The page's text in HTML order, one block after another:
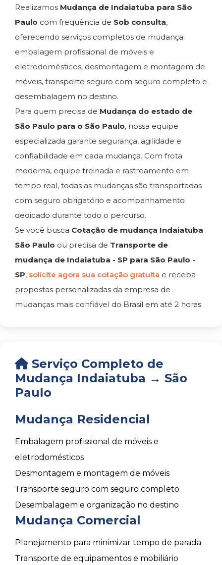
Realizamos Mudança de Indaiatuba para São
Paulo com frequência de Sob consulta,
oferecendo serviços completos de mudança:
embalagem profissional de móveis e
eletrodomésticos, desmontagem e montagem de
móveis, transporte seguro com seguro completo e
desembalagem no destino.
Para quem precisa de Mudança do estado de
São Paulo para o São Paulo, nossa equipe
especializada garante segurança, agilidade e
confiabilidade em cada mudança. Com frota
moderna, equipe treinada e rastreamento em
tempo real, todas as mudanças são transportadas
com seguro obrigatório e acompanhamento
dedicado durante todo o percurso.
Se você busca Cotação de mudança Indaiatuba
São Paulo ou precisa de Transporte de
mudança de Indaiatuba - SP para São Paulo -
SP, solicite agora sua cotação gratuita e receba
propostas personalizadas da empresa de
mudanças mais confiável do Brasil em até 2 horas.
Serviço Completo de
Mudança Indaiatuba → São
Paulo
Mudança Residencial
Embalagem profissional de móveis e
eletrodomésticos
Desmontagem e montagem de móveis
Transporte seguro com seguro completo
Desembalagem e organização no destino
Mudança Comercial
Planejamento para minimizar tempo de parada
Transporte de equipamentos e mobiliário